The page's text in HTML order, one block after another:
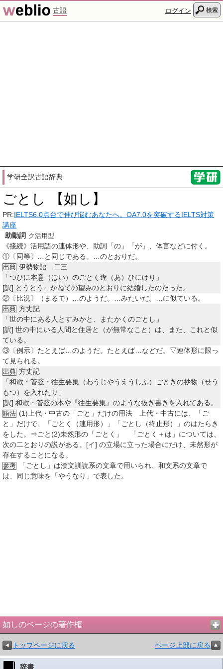
古語 ログイン 検索
学研全訳古語辞典
ごとし 【如し】
PR:IELTS6.0点台で伸び悩むあなたへ。OA7.0を突破するIELTS対策
講座
助動詞 ク活用型
《接続》活用語の連体形や、助詞「の」「が」、体言などに付く。
① 〔同等〕…と同じである。…のとおりだ。
出典 伊勢物語 二三
「つひに本意（ほい）のごとく逢（あ）ひにけり」
[訳] とうとう、かねての望みのとおりに結婚したのだった。
② 〔比況〕（まるで）…のようだ。…みたいだ。…に似ている。
出典 方丈記
「世の中にある人とすみかと、またかくのごとし」
[訳] 世の中にいる人間と住居と（が無常なこと）は、また、これと似
ている。
③ 〔例示〕たとえば…のようだ。たとえば…などだ。▽連体形に限っ
て見られる。
出典 方丈記
「和歌・管弦・往生要集（わうじやうえうしふ）ごときの抄物（せう
もつ）を入れたり」
[訳] 和歌・管弦の本や『往生要集』のような抜き書きを入れてある。
語法 (1)上代・中古の「ごと」だけの用法 上代・中古には、「ご
と」だけで、「ごとく（連用形）」「ごとし（終止形）」のはたらき
をした。⇒ごと(2)未然形の「ごとく」 「ごとく＋は」については、
次の二とおりの説がある。[イ] の立場に立った場合にだけ、未然形が
存在することになる。
参考
「ごとし」は漢文訓読系の文章で用いられ、和文系の文章で
は、同じ意味を「やうなり」で表した。
如しのページの著作権
トップページに戻る ページ上部に戻る
辞書